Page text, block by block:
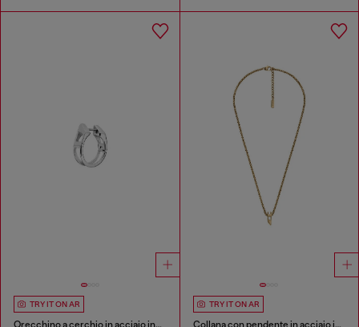
TRY IT ON AR
Orecchino a cerchio in acciaio inossidabile
TRY IT ON AR
Collana con pendente in acciaio inox